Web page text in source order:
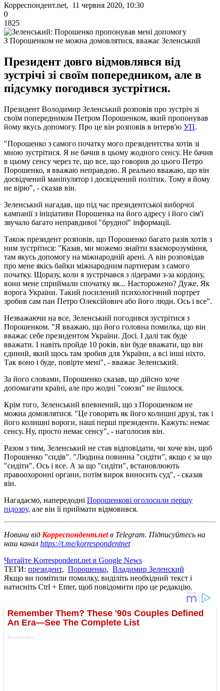
Корреспондент.net, 11 червня 2020, 10:30
0
1825
З Порошенком не можна домовлятися, вважає Зеленський
Президент довго відмовлявся від
зустрічі зі своїм попередником, але в
підсумку погодився зустрітися.
Президент Володимир Зеленський розповів про зустріч зі
своїм попередником Петром Порошенком, який пропонував
йому якусь допомогу. Про це він розповів в інтерв'ю УП.
"Порошенко з самого початку мого президентства хотів зі
мною зустрітися. Я не бачив в цьому жодного сенсу. Не бачив
в цьому сенсу через те, що все, що говорив до цього Петро
Порошенко, я вважаю неправдою. Я реально вважаю, що він
досвідчений маніпулятор і досвідчений політик. Тому я йому
не вірю", - сказав він.
Зеленський нагадав, що під час президентської виборчої
кампанії з ініціативи Порошенка на його адресу і його сім'ї
звучало багато неправдивої "брудної" інформації.
Також президент розповів, що Порошенко багато разів хотів з
ним зустрітися: "Казав, ми можемо знайти взаєморозуміння,
там якусь допомогу на міжнародній арені. А він розповідав
про мене якісь байки міжнародним партнерам з самого
початку. Щоразу, коли я зустрічався з лідерами з-за кордону,
вони мене сприймали спочатку як... Насторожено? Дуже. Як
ворога України. Такий посилений психологічний портрет
зробив сам пан Петро Олексійович або його люди. Ось і все".
Незважаючи на все, Зеленський погодився зустрітися з
Порошенком. "Я вважаю, що його головна помилка, що він
вважає себе президентом України. Досі. І далі так буде
вважати. І навіть пройде 10 років, він буде вважати, що він
єдиний, який щось там зробив для України, а всі інші ніхто.
Так воно і буде, повірте мені", - вважає Зеленський.
За його словами, Порошенко сказав, що дійсно хоче
допомагати країні, але про жодні "союзи" не йшлося.
Крім того, Зеленський впевнений, що з Порошенком не
можна домовлятися. "Це говорять як його колишні друзі, так і
його колишні вороги, наші перші президенти. Кажуть: немає
сенсу. Ну, просто немає сенсу", - наголосив він.
Разом з тим, Зеленський не став відповідати, чи хоче він, щоб
Порошенко "сидів". "Людина повинна "сидіти", якщо є за що
"сидіти". Ось і все. А за що "сидіти", встановлюють
правоохоронні органи, потім вирок виносить суд", - сказав
він.
Нагадаємо, напередодні Порошенкові оголосили першу
підозру, але він її приймати відмовився.
Новини від Корреспондент.netв Telegram. Підписуйтесь на
наш канал https://t.me/korrespondentnet
Читайте Korrespondent.net в Google News
ТЕГИ: президент, Порошенко, Владимир Зеленский
Якщо ви помітили помилку, виділіть необхідний текст і
натисніть Ctrl + Enter, щоб повідомити про це редакцію.